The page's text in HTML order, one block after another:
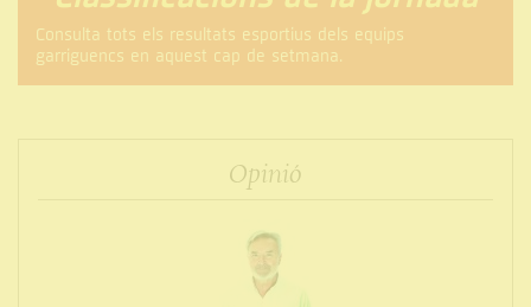
Consulta tots els resultats esportius dels equips
garriguencs en aquest cap de setmana.
Opinió